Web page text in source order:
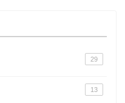
29
13